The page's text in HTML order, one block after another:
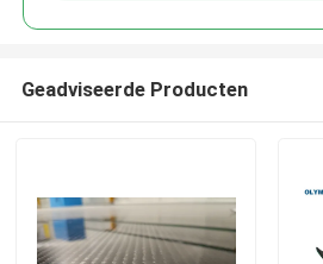
Geadviseerde Producten